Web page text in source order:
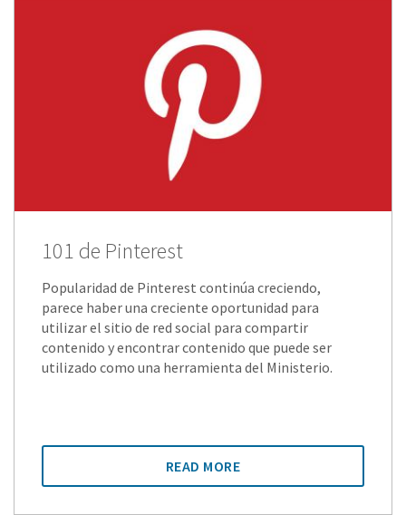
101 de Pinterest
Popularidad de Pinterest continúa creciendo,
parece haber una creciente oportunidad para
utilizar el sitio de red social para compartir
contenido y encontrar contenido que puede ser
utilizado como una herramienta del Ministerio.
READ MORE